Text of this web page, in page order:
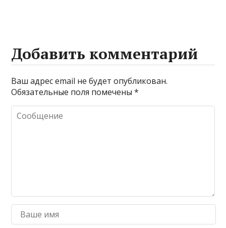
Добавить комментарий
Ваш адрес email не будет опубликован.
Обязательные поля помечены*